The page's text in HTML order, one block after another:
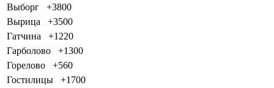
Выборг
+3800
Вырица
+3500
Гатчина
+1220
Гарболово
+1300
Горелово
+560
Гостилицы
+1700